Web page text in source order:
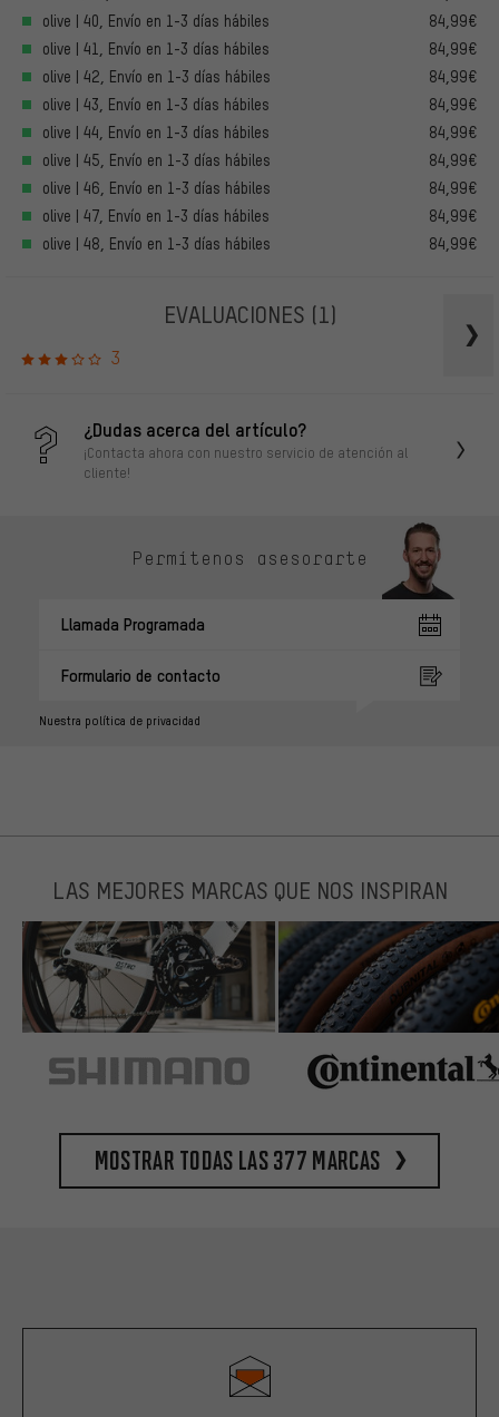
olive | 40, Envío en 1-3 días hábiles
84,99€
olive | 41, Envío en 1-3 días hábiles
84,99€
olive | 42, Envío en 1-3 días hábiles
84,99€
olive | 43, Envío en 1-3 días hábiles
84,99€
olive | 44, Envío en 1-3 días hábiles
84,99€
olive | 45, Envío en 1-3 días hábiles
84,99€
olive | 46, Envío en 1-3 días hábiles
84,99€
olive | 47, Envío en 1-3 días hábiles
84,99€
olive | 48, Envío en 1-3 días hábiles
84,99€
EVALUACIONES (1)
3
¿Dudas acerca del artículo?
¡Contacta ahora con nuestro servicio de atención al
cliente!
Permítenos asesorarte
Llamada Programada
Formulario de contacto
Nuestra política de privacidad
LAS MEJORES MARCAS QUE NOS INSPIRAN
Mostrar todas las 377 marcas